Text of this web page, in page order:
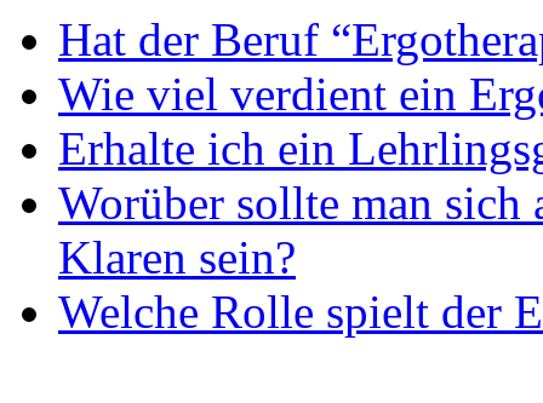
Hat der Beruf
Wie viel verdient ein
Erhalte ich ein
Worüber sollte man sich
Klaren sein?
Welche Rolle spielt der